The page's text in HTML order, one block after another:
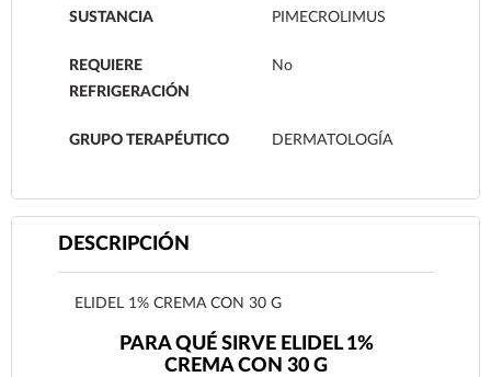
SUSTANCIA PIMECROLIMUS
REQUIERE
REFRIGERACIÓN
No
GRUPO TERAPÉUTICO DERMATOLOGÍA
DESCRIPCIÓN
ELIDEL 1% CREMA CON 30 G
PARA QUÉ SIRVE ELIDEL 1%
CREMA CON 30 G